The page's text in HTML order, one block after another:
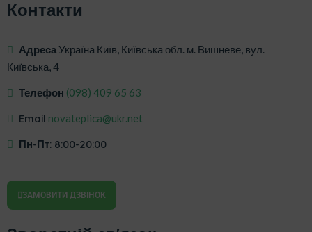
Контакти
Адреса Україна Київ, Київська обл. м. Вишневе, вул.
Київська, 4
Телефон ‎(098) 409 65 63
Email novateplica@ukr.net
Пн-Пт: 8:00-20:00
ЗАМОВИТИ ДЗВІНОК